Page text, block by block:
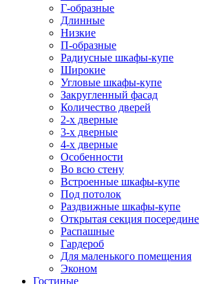
Г-образные
Длинные
Низкие
П-образные
Радиусные шкафы-купе
Широкие
Угловые шкафы-купе
Закругленный фасад
Количество дверей
2-х дверные
3-х дверные
4-х дверные
Особенности
Во всю стену
Встроенные шкафы-купе
Под потолок
Раздвижные шкафы-купе
Открытая секция посередине
Распашные
Гардероб
Для маленького помещения
Эконом
Гостиные